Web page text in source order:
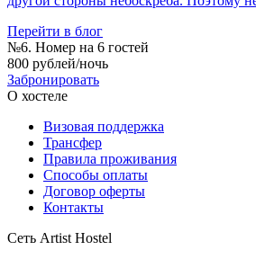
Перейти в блог
№6. Номер на 6 гостей
800 рублей/ночь
Забронировать
О хостеле
Визовая поддержка
Трансфер
Правила проживания
Способы оплаты
Договор оферты
Контакты
Сеть Artist Hostel